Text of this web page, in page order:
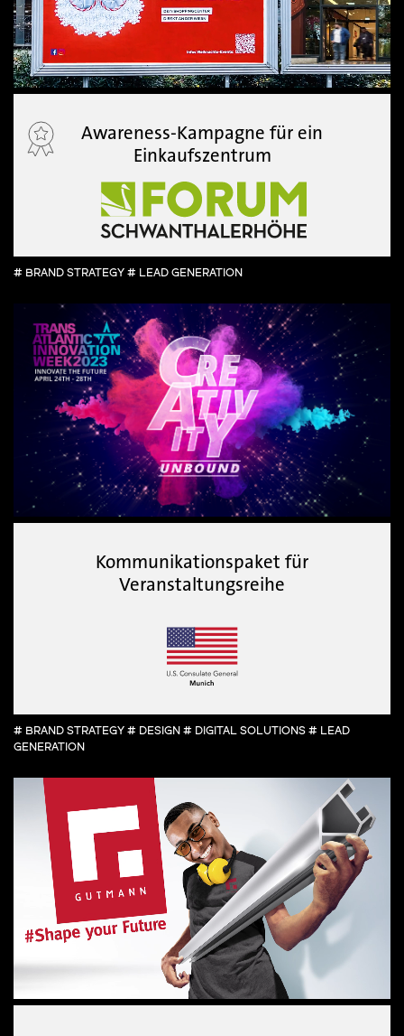
Awareness-Kampagne für ein
Einkaufszentrum
# BRAND STRATEGY # LEAD GENERATION
Kommunikationspaket für
Veranstaltungsreihe
# BRAND STRATEGY # DESIGN # DIGITAL SOLUTIONS # LEAD
GENERATION